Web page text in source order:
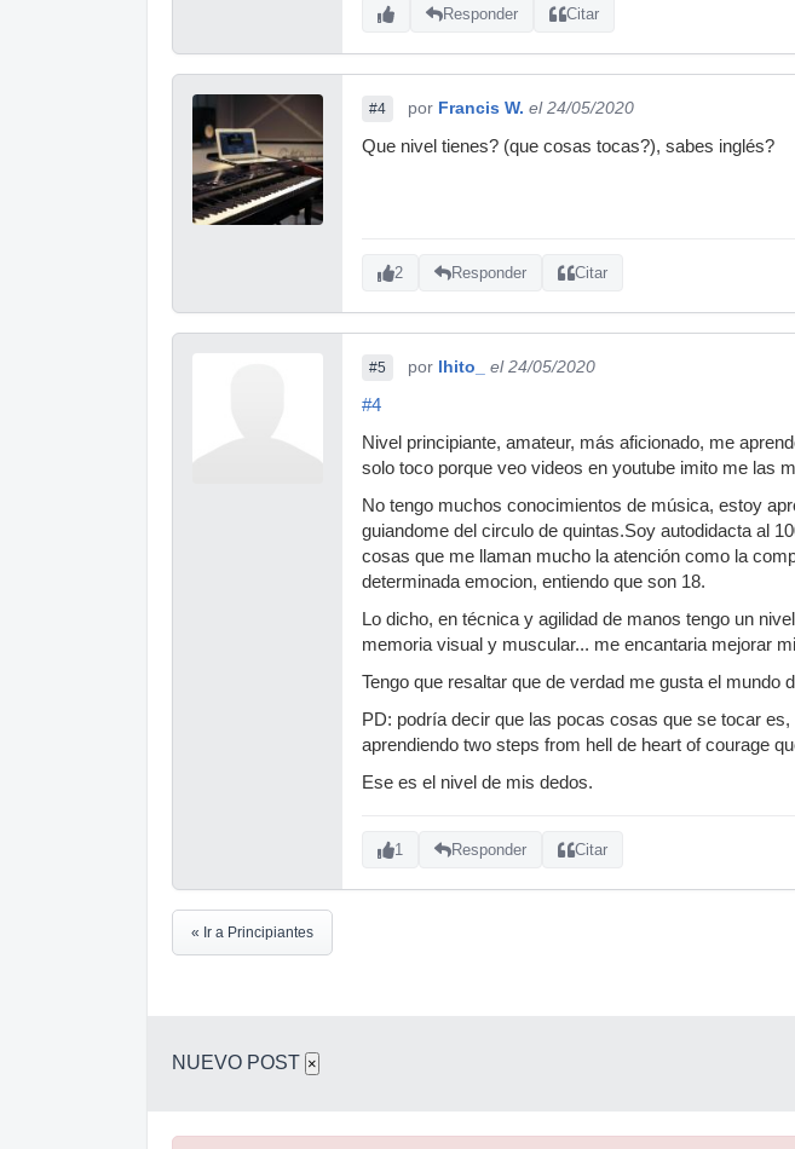
Responder Citar
#4 por Francis W. el 24/05/2020
Que nivel tienes? (que cosas tocas?), sabes inglés?
2 Responder Citar
#5 por lhito_
el 24/05/2020
#4
Nivel principiante, amateur, más aficionado, me
solo toco porque veo videos en youtube imito me las
No tengo muchos conocimientos de música, estoy
guiandome del circulo de quintas.Soy autodidacta al
cosas que me llaman mucho la atención como la
determinada emocion, entiendo que son 18.
Lo dicho, en técnica y agilidad de manos tengo un
memoria visual y muscular... me encantaria mejorar
Tengo que resaltar que de verdad me gusta el mundo
PD: podría decir que las pocas cosas que se tocar
aprendiendo two steps from hell de heart of courage
Ese es el nivel de mis dedos.
1 Responder Citar
« Ir a Principiantes
NUEVO POST ×